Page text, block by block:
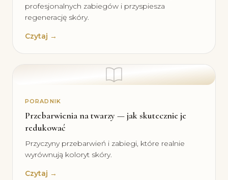
profesjonalnych zabiegów i przyspiesza
regenerację skóry.
Czytaj →
PORADNIK
Przebarwienia na twarzy — jak skutecznie je
redukować
Przyczyny przebarwień i zabiegi, które realnie
wyrównują koloryt skóry.
Czytaj →